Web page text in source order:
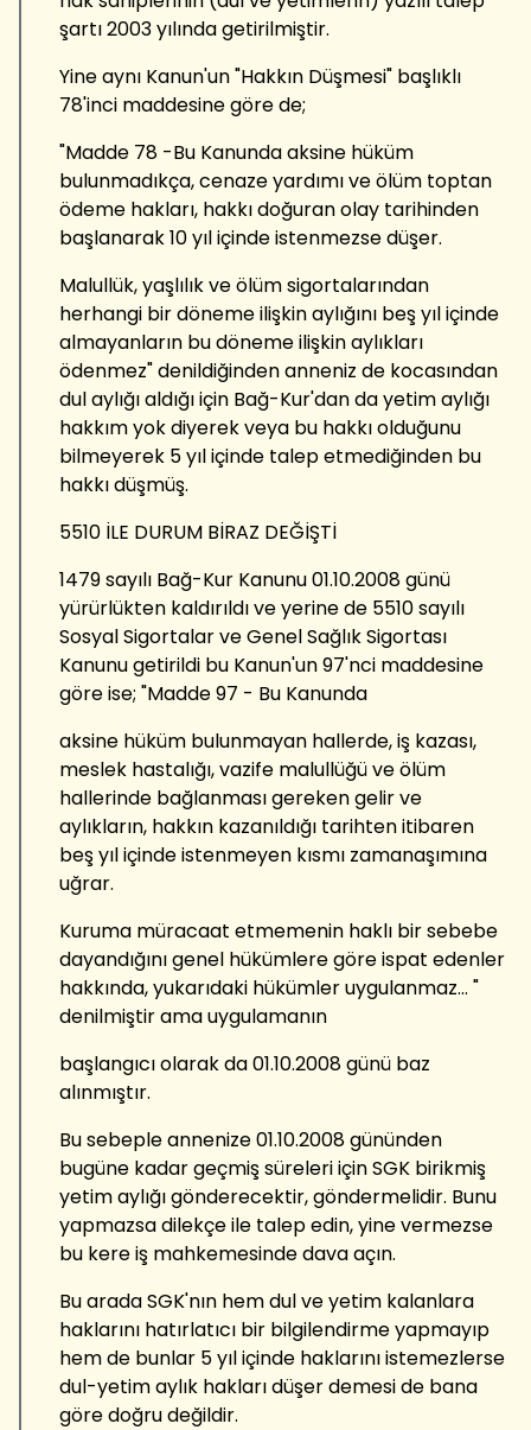
şartı 2003 yılında getirilmiştir.
Yine aynı Kanun'un "Hakkın Düşmesi" başlıklı
78'inci maddesine göre de;
"Madde 78 -Bu Kanunda aksine hüküm
bulunmadıkça, cenaze yardımı ve ölüm toptan
ödeme hakları, hakkı doğuran olay tarihinden
başlanarak 10 yıl içinde istenmezse düşer.
Malullük, yaşlılık ve ölüm sigortalarından
herhangi bir döneme ilişkin aylığını beş yıl içinde
almayanların bu döneme ilişkin aylıkları
ödenmez" denildiğinden anneniz de kocasından
dul aylığı aldığı için Bağ-Kur'dan da yetim aylığı
hakkım yok diyerek veya bu hakkı olduğunu
bilmeyerek 5 yıl içinde talep etmediğinden bu
hakkı düşmüş.
5510 İLE DURUM BİRAZ DEĞİŞTİ
1479 sayılı Bağ-Kur Kanunu 01.10.2008 günü
yürürlükten kaldırıldı ve yerine de 5510 sayılı
Sosyal Sigortalar ve Genel Sağlık Sigortası
Kanunu getirildi bu Kanun'un 97'nci maddesine
göre ise; "Madde 97 - Bu Kanunda
aksine hüküm bulunmayan hallerde, iş kazası,
meslek hastalığı, vazife malullüğü ve ölüm
hallerinde bağlanması gereken gelir ve
aylıkların, hakkın kazanıldığı tarihten itibaren
beş yıl içinde istenmeyen kısmı zamanaşımına
uğrar.
Kuruma müracaat etmemenin haklı bir sebebe
dayandığını genel hükümlere göre ispat edenler
hakkında, yukarıdaki hükümler uygulanmaz... "
denilmiştir ama uygulamanın
başlangıcı olarak da 01.10.2008 günü baz
alınmıştır.
Bu sebeple annenize 01.10.2008 gününden
bugüne kadar geçmiş süreleri için SGK birikmiş
yetim aylığı gönderecektir, göndermelidir. Bunu
yapmazsa dilekçe ile talep edin, yine vermezse
bu kere iş mahkemesinde dava açın.
Bu arada SGK'nın hem dul ve yetim kalanlara
haklarını hatırlatıcı bir bilgilendirme yapmayıp
hem de bunlar 5 yıl içinde haklarını istemezlerse
dul-yetim aylık hakları düşer demesi de bana
göre doğru değildir.